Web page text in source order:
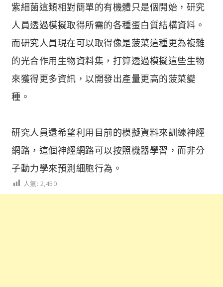
紫細菌這類相對簡單的有機體只是個開始，研究
人員透過模擬取得所需的各種蛋白質結構資料。
而研究人員現在可以取得像是菠菜這種更為複雜
的光合作用生物資料集，打算透過模擬這些生物
來獲得更多資訊，以開發出產量更高的菠菜變
種。
研究人員還希望利用目前的模擬資料來訓練神經
網路，這個神經網路可以按照機器學習，而非分
子動力學來預測細胞行為。
人氣: 2,450